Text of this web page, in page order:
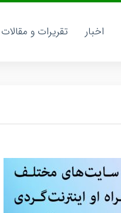
اخبار تقریرات و مقالات